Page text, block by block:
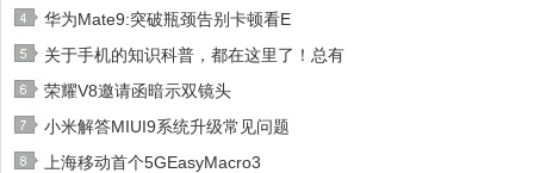
华为Mate9:突破瓶颈告别卡顿看E
关于手机的知识科普，都在这里了！总有
荣耀V8邀请函暗示双镜头
小米解答MIUI9系统升级常见问题
上海移动首个5GEasyMacro3